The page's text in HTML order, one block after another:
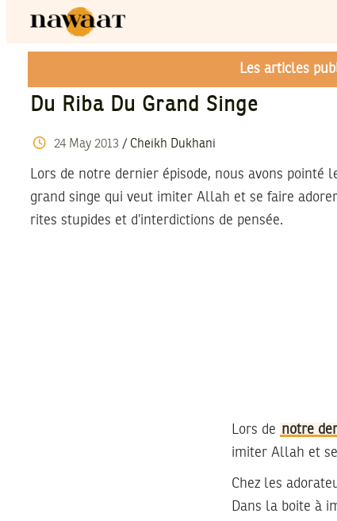
Les articles
Du Riba Du Grand Singe
24 May 2013 / Cheikh Dukhani
Lors de notre dernier épisode, nous avons pointé
grand singe qui veut imiter Allah et se faire
rites stupides et d’interdictions de pensée.
Lors de notre
imiter Allah et se
Chez les
Dans la boite à